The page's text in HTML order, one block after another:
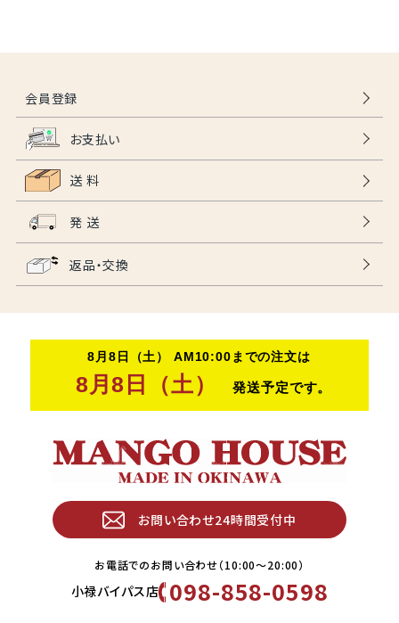
会員登録
お支払い
送 料
発 送
返品・交換
お問い合わせ24時間受付中
お電話でのお問い合わせ（10:00〜20:00）
小禄バイパス店 098-858-0598